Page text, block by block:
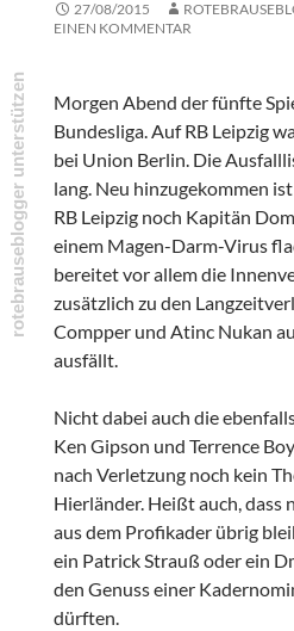
27/08/2015
EINEN KOMMENTAR
Morgen Abend der fünfte
Bundesliga. Auf RB Leipzig
bei Union Berlin. Die
lang. Neu hinzugekommen
RB Leipzig noch Kapitän
einem Magen-Darm-Virus
bereitet vor allem die
zusätzlich zu den
Compper und Atinc Nukan
ausfällt.
Nicht dabei auch die
Ken Gipson und Terrence
nach Verletzung noch kein
Hierländer. Heißt auch, dass
aus dem Profikader übrig
ein Patrick Strauß oder ein
den Genuss einer
dürften.
rotebrauseblogger unterstützen